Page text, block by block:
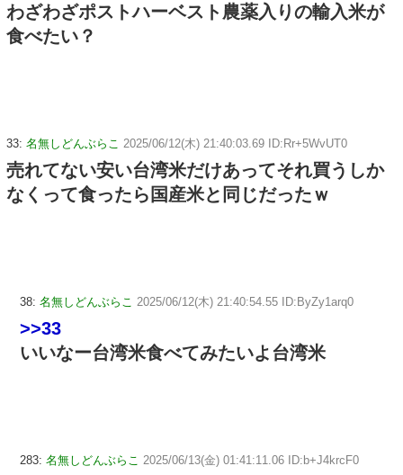
わざわざポストハーベスト農薬入りの輸入米が
食べたい？
33: 名無しどんぶらこ 2025/06/12(木) 21:40:03.69 ID:Rr+5WvUT0
売れてない安い台湾米だけあってそれ買うしか
なくって食ったら国産米と同じだったｗ
38: 名無しどんぶらこ 2025/06/12(木) 21:40:54.55 ID:ByZy1arq0
>>33
いいなー台湾米食べてみたいよ台湾米
283: 名無しどんぶらこ 2025/06/13(金) 01:41:11.06 ID:b+J4krcF0